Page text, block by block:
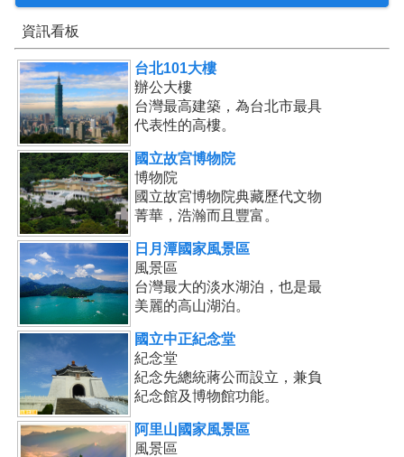
資訊看板
台北101大樓
辦公大樓
台灣最高建築，為台北市最具
代表性的高樓。
國立故宮博物院
博物院
國立故宮博物院典藏歷代文物
菁華，浩瀚而且豐富。
日月潭國家風景區
風景區
台灣最大的淡水湖泊，也是最
美麗的高山湖泊。
國立中正紀念堂
紀念堂
紀念先總統蔣公而設立，兼負
紀念館及博物館功能。
阿里山國家風景區
風景區